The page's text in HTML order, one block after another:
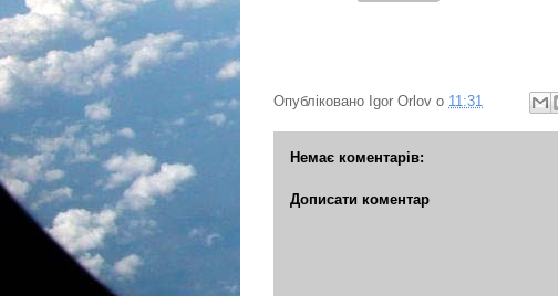
Опубліковано Igor Orlov о 11:31
Немає коментарів:
Дописати коментар